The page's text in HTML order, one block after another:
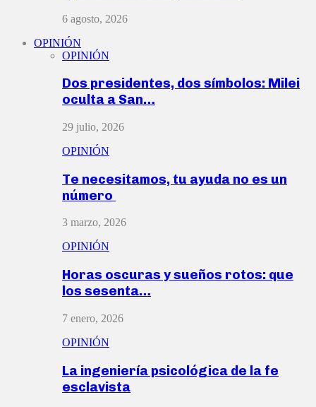
6 agosto, 2026
OPINIÓN
OPINIÓN
Dos presidentes, dos símbolos: Milei
oculta a San…
29 julio, 2026
OPINIÓN
Te necesitamos, tu ayuda no es un
número
3 marzo, 2026
OPINIÓN
Horas oscuras y sueños rotos: que
los sesenta…
7 enero, 2026
OPINIÓN
La ingeniería psicológica de la fe
esclavista